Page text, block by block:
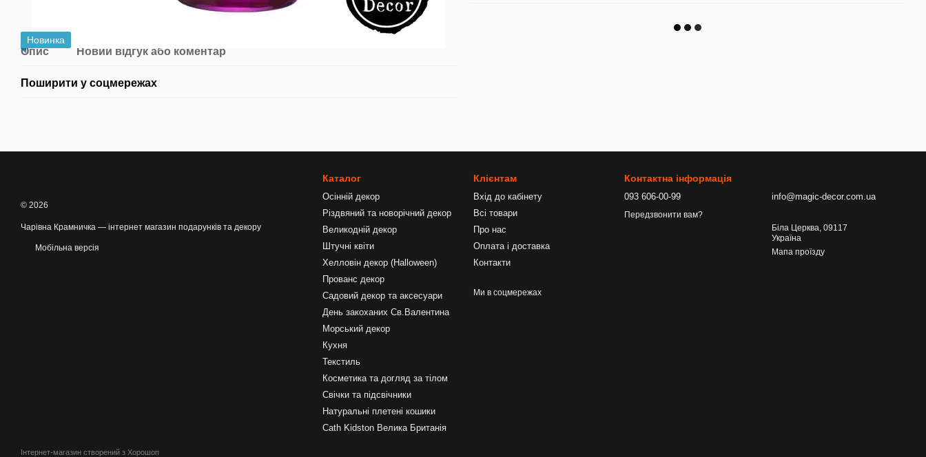
Новинка
Опис Новий відгук або коментар
Поширити у соцмережах
© 2026
Чарівна Крамничка — інтернет магазин подарунків та декору
Мобільна версія
Інтернет-магазин створений з Хорошоп
Каталог
Осінній декор
Різдвяний та новорічний декор
Великодній декор
Штучні квіти
Хелловін декор (Halloween)
Прованс декор
Садовий декор та аксесуари
День закоханих Св.Валентина
Морський декор
Кухня
Текстиль
Косметика та догляд за тілом
Свічки та підсвічники
Натуральні плетені кошики
Cath Kidston Велика Британія
Клієнтам
Вхід до кабінету
Всі товари
Про нас
Оплата і доставка
Контакти
Ми в соцмережах
Контактна інформація
093 606-00-99
Передзвонити вам?
info@magic-decor.com.ua
Біла Церква, 09117
Україна
Мапа проїзду